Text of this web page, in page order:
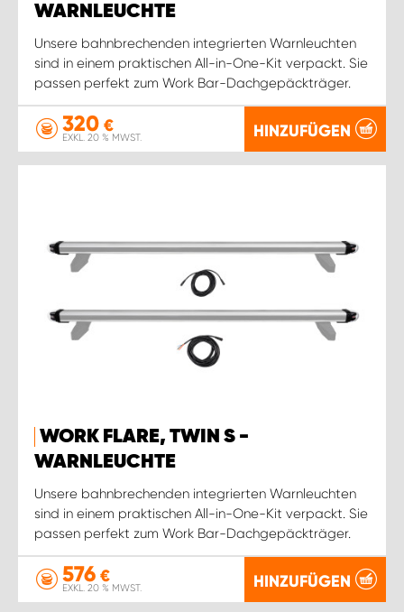
WARNLEUCHTE
Unsere bahnbrechenden integrierten Warnleuchten
sind in einem praktischen All-in-One-Kit verpackt. Sie
passen perfekt zum Work Bar-Dachgepäckträger.
320 €
EXKL. 20 % MWST. HINZUFÜGEN
WORK FLARE, TWIN S -
WARNLEUCHTE
Unsere bahnbrechenden integrierten Warnleuchten
sind in einem praktischen All-in-One-Kit verpackt. Sie
passen perfekt zum Work Bar-Dachgepäckträger.
576 €
EXKL. 20 % MWST. HINZUFÜGEN